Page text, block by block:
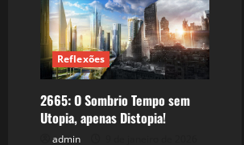
Reflexões
2665: O Sombrio Tempo sem
Utopia, apenas Distopia!
admin